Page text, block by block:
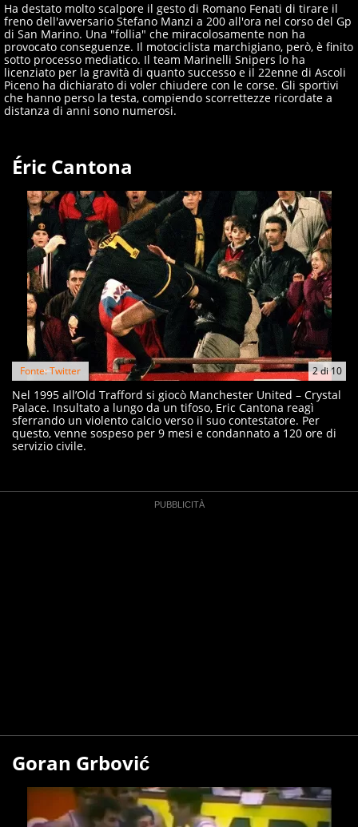
Ha destato molto scalpore il gesto di Romano Fenati di tirare il
freno dell'avversario Stefano Manzi a 200 all'ora nel corso del Gp
di San Marino. Una "follia" che miracolosamente non ha
provocato conseguenze. Il motociclista marchigiano, però, è finito
sotto processo mediatico. Il team Marinelli Snipers lo ha
licenziato per la gravità di quanto successo e il 22enne di Ascoli
Piceno ha dichiarato di voler chiudere con le corse. Gli sportivi
che hanno perso la testa, compiendo scorrettezze ricordate a
distanza di anni sono numerosi.
Éric Cantona
2di10
Fonte: Twitter
Nel 1995 all’Old Trafford si giocò Manchester United – Crystal
Palace. Insultato a lungo da un tifoso, Eric Cantona reagì
sferrando un violento calcio verso il suo contestatore. Per
questo, venne sospeso per 9 mesi e condannato a 120 ore di
servizio civile.
Goran Grbović